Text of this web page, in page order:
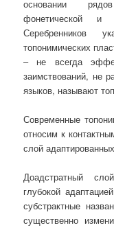
основании
фонетической и
Серебренников
топонимических
– не всегда
заимствований, не
языков, называют
Современные
относим к
слой
Доадстратный
глубокой
субстрактные
существенно